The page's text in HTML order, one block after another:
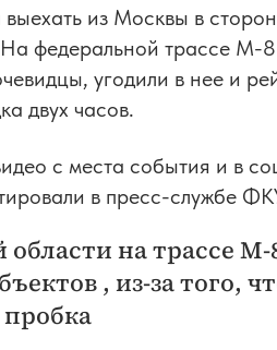
из Москвы в
федеральной трассе М-
угодили в нее и
двух часов.
с места события и в
в пресс-службе
области на трассе
, из-за того,
пробка